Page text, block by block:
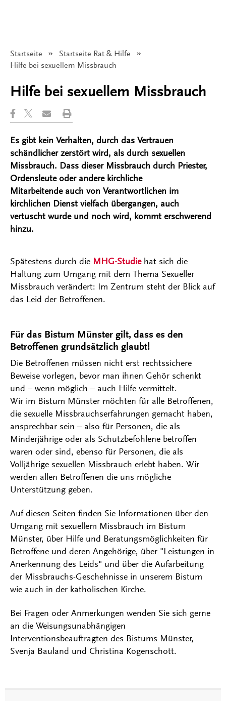
Startseite
Startseite Rat & Hilfe
Angezeigt:
Hilfe bei sexuellem Missbrauch
Hilfe bei sexuellem Missbrauch
Es gibt kein Verhalten, durch das Vertrauen
schändlicher zerstört wird, als durch sexuellen
Missbrauch. Dass dieser Missbrauch durch Priester,
Ordensleute oder andere kirchliche
Mitarbeitende auch von Verantwortlichen im
kirchlichen Dienst vielfach übergangen, auch
vertuscht wurde und noch wird, kommt erschwerend
hinzu.
Spätestens durch die MHG-Studiehat sich die
Haltung zum Umgang mit dem Thema Sexueller
Missbrauch verändert: Im Zentrum steht der Blick auf
das Leid der Betroffenen.
Für das Bistum Münster gilt, dass es den
Betroffenen grundsätzlich glaubt!
Die Betroffenen müssen nicht erst rechtssichere
Beweise vorlegen, bevor man ihnen Gehör schenkt
und – wenn möglich – auch Hilfe vermittelt.
Wir im Bistum Münster möchten für alle Betroffenen,
die sexuelle Missbrauchserfahrungen gemacht haben,
ansprechbar sein – also für Personen, die als
Minderjährige oder als Schutzbefohlene betroffen
waren oder sind, ebenso für Personen, die als
Volljährige sexuellen Missbrauch erlebt haben. Wir
werden allen Betroffenen die uns mögliche
Unterstützung geben.
Auf diesen Seiten finden Sie Informationen über den
Umgang mit sexuellem Missbrauch im Bistum
Münster, über Hilfe und Beratungsmöglichkeiten für
Betroffene und deren Angehörige, über "Leistungen in
Anerkennung des Leids" und über die Aufarbeitung
der Missbrauchs-Geschehnisse in unserem Bistum
wie auch in der katholischen Kirche.
Bei Fragen oder Anmerkungen wenden Sie sich gerne
an die Weisungsunabhängigen
Interventionsbeauftragten des Bistums Münster,
Svenja Bauland und Christina Kogenschott.